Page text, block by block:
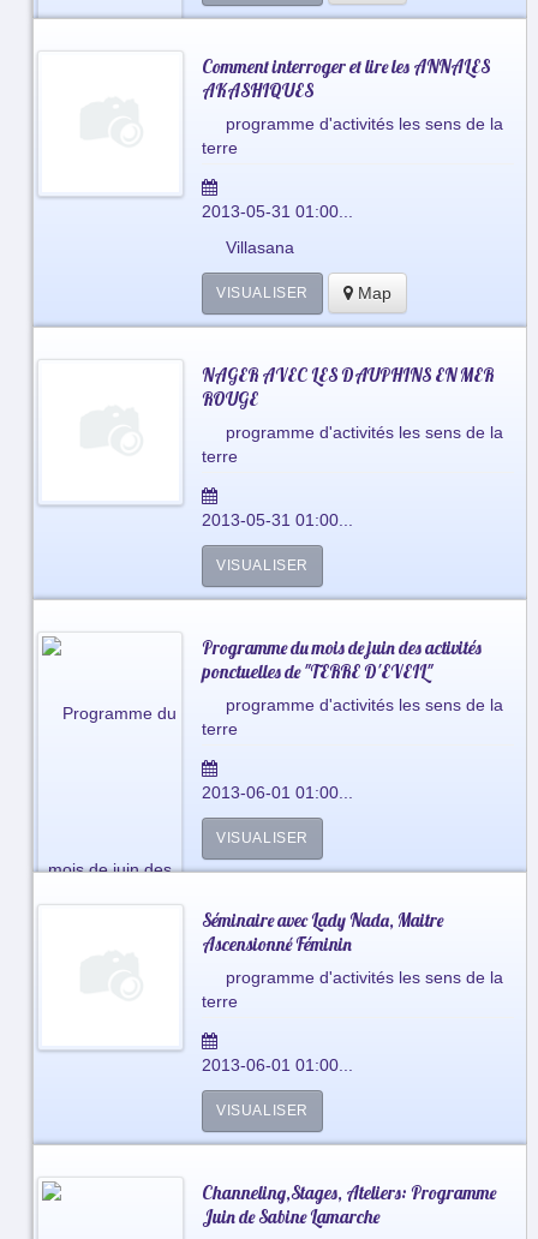
Comment interroger et lire les ANNALES
AKASHIQUES
programme d'activités les sens de la
terre
2013-05-31 01:00...
Villasana
VISUALISER Map
NAGER AVEC LES DAUPHINS EN MER
ROUGE
programme d'activités les sens de la
terre
2013-05-31 01:00...
VISUALISER
Programme du mois de juin des activités
ponctuelles de "TERRE D'EVEIL"
programme d'activités les sens de la
terre
2013-06-01 01:00...
VISUALISER
Séminaire avec Lady Nada, Maitre
Ascensionné Féminin
programme d'activités les sens de la
terre
2013-06-01 01:00...
VISUALISER
Channeling,Stages, Ateliers: Programme
Juin de Sabine Lamarche